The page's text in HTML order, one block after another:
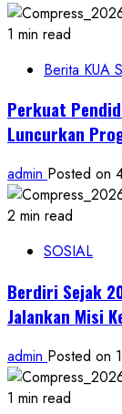
1 min read
Berita KUA
Perkuat
Luncurkan
admin Posted on
2 min read
SOSIAL
Berdiri Sejak
Jalankan Misi
admin Posted on
1 min read